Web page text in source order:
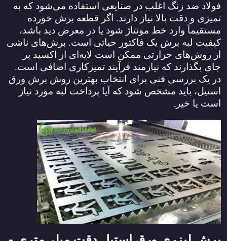
فولاد ضد زنگ اغلب در صنایعی استفاده می‌شود که به
تمیزی و دقت بالا نیاز دارند. اگر قطعه برش خورده
مستقیماً وارد خط مونتاژ شود یا در معرض دید باشد،
کیفیت لبه برش یک فاکتور حیاتی است. برش‌های ناشی
از روش‌های حرارتی ممکن است لایه‌ای از اکسید بر
جای بگذارند که نیازمند فرآیند تمیزکاری اضافی است.
در یک بررسی فنی برای انتخاب بهترین روش برش ورق
استیل، باید مشخص شود که آیا پرداخت لبه مورد نیاز
است یا خیر .